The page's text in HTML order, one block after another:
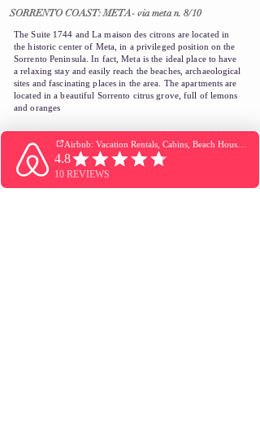
SORRENTO COAST: META- via meta n. 8/10
The Suite 1744 and La maison des citrons are located in
the historic center of Meta, in a privileged position on the
Sorrento Peninsula. In fact, Meta is the ideal place to have
a relaxing stay and easily reach the beaches, archaeological
sites and fascinating places in the area. The apartments are
located in a beautiful Sorrento citrus grove, full of lemons
and oranges